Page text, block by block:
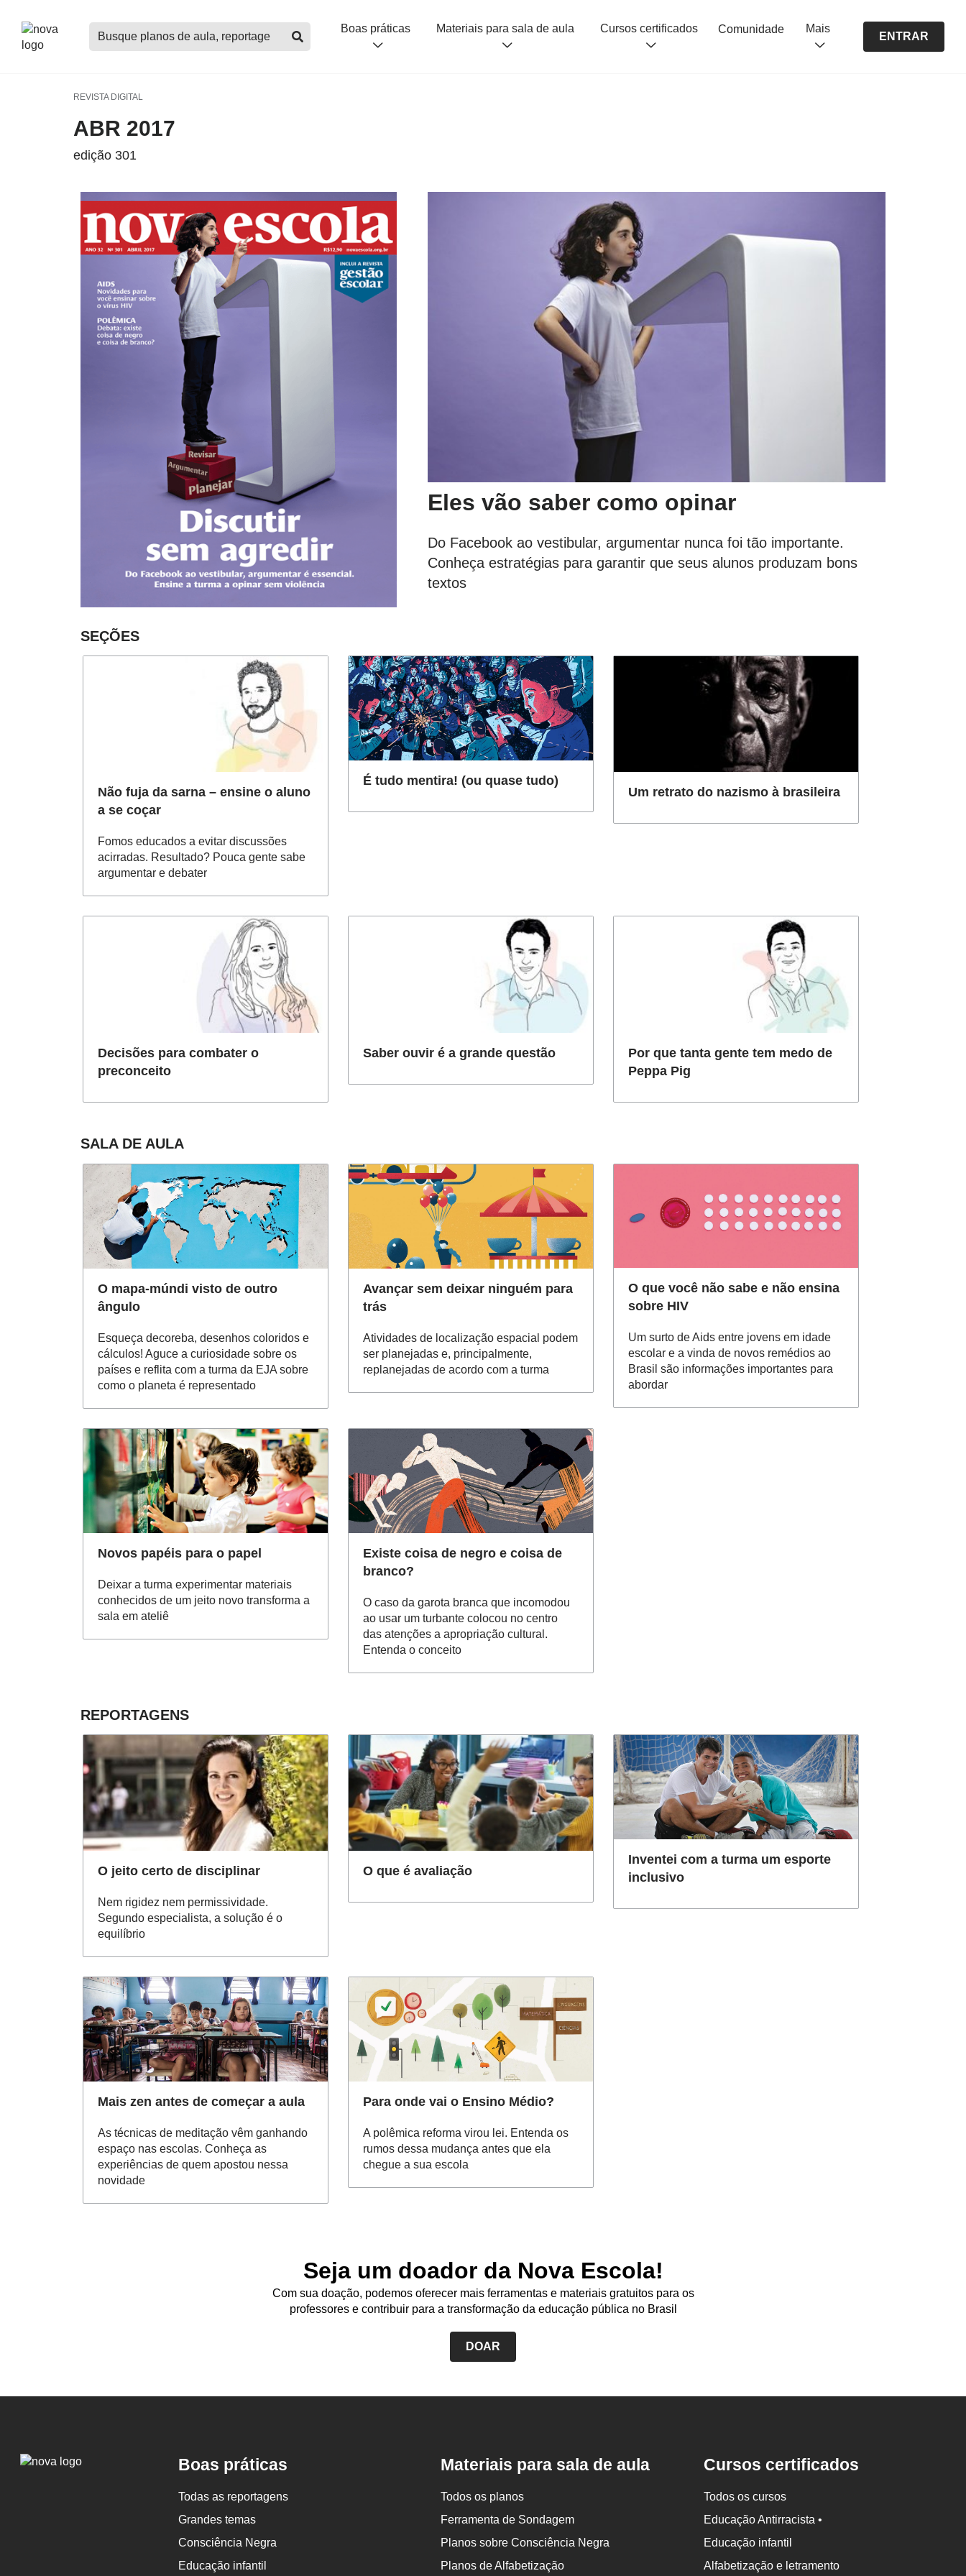
Buscar
planos
notícias,
e
mais
Boas práticas Materiais para sala de aula Cursos certificados Comunidade Mais
ENTRAR
REVISTA DIGITAL
ABR 2017
edição 301
Eles vão saber como opinar
Do Facebook ao vestibular, argumentar nunca foi tão importante.
Conheça estratégias para garantir que seus alunos produzam bons
textos
SEÇÕES
Não fuja da sarna – ensine o aluno
a se coçar
Fomos educados a evitar discussões
acirradas. Resultado? Pouca gente sabe
argumentar e debater
É tudo mentira! (ou quase tudo)
Um retrato do nazismo à brasileira
Decisões para combater o
preconceito
Saber ouvir é a grande questão
Por que tanta gente tem medo de
Peppa Pig
SALA DE AULA
O mapa-múndi visto de outro
ângulo
Esqueça decoreba, desenhos coloridos e
cálculos! Aguce a curiosidade sobre os
países e reflita com a turma da EJA sobre
como o planeta é representado
Avançar sem deixar ninguém para
trás
Atividades de localização espacial podem
ser planejadas e, principalmente,
replanejadas de acordo com a turma
O que você não sabe e não ensina
sobre HIV
Um surto de Aids entre jovens em idade
escolar e a vinda de novos remédios ao
Brasil são informações importantes para
abordar
Novos papéis para o papel
Deixar a turma experimentar materiais
conhecidos de um jeito novo transforma a
sala em ateliê
Existe coisa de negro e coisa de
branco?
O caso da garota branca que incomodou
ao usar um turbante colocou no centro
das atenções a apropriação cultural.
Entenda o conceito
REPORTAGENS
O jeito certo de disciplinar
Nem rigidez nem permissividade.
Segundo especialista, a solução é o
equilíbrio
O que é avaliação
Inventei com a turma um esporte
inclusivo
Mais zen antes de começar a aula
As técnicas de meditação vêm ganhando
espaço nas escolas. Conheça as
experiências de quem apostou nessa
novidade
Para onde vai o Ensino Médio?
A polêmica reforma virou lei. Entenda os
rumos dessa mudança antes que ela
chegue a sua escola
Seja um doador da Nova Escola!
Com sua doação, podemos oferecer mais ferramentas e materiais gratuitos para os
professores e contribuir para a transformação da educação pública no Brasil
DOAR
Logo
Boas práticas
Todas as reportagens
Grandes temas
Consciência Negra
Educação infantil
Materiais para sala de aula
Todos os planos
Ferramenta de Sondagem
Planos sobre Consciência Negra
Planos de Alfabetização
Cursos certificados
Todos os cursos
Educação Antirracista •
Educação infantil
Alfabetização e letramento